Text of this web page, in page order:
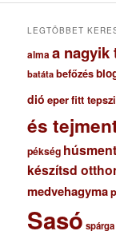
u
LEGTÖBBET
almaa nagyik
batáta befőzés
dió eperfitt tepszi
és
pékség
készítsd
medvehagyma
Sasó spárga